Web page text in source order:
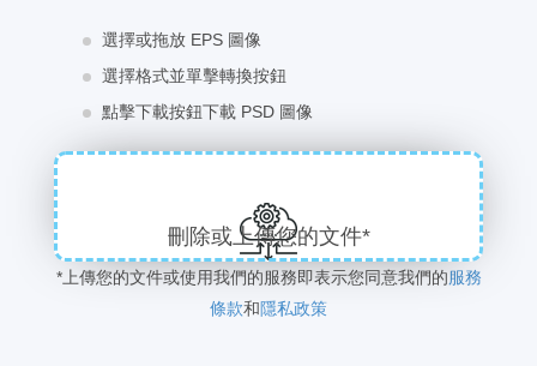
選擇或拖放 EPS 圖像
選擇格式並單擊轉換按鈕
點擊下載按鈕下載 PSD 圖像
刪除或上傳您的文件*
*上傳您的文件或使用我們的服務即表示您同意我們的服務
條款和隱私政策